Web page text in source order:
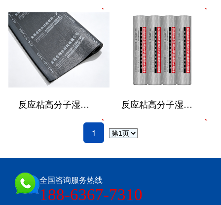
反应粘高分子湿铺防水卷材 反应粘高分子湿铺防水卷材
1
全国咨询服务热线
188-6367-7310